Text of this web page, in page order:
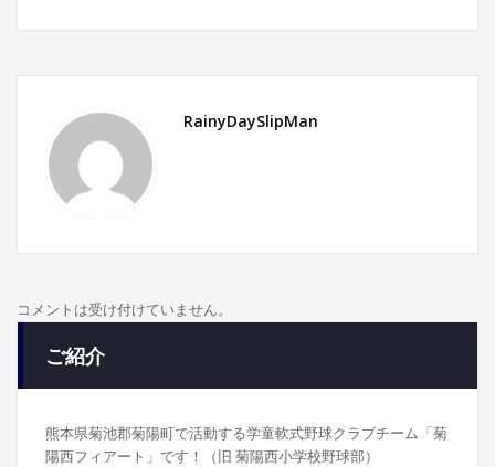
RainyDaySlipMan
コメントは受け付けていません。
ご紹介
熊本県菊池郡菊陽町で活動する学童軟式野球クラブチーム「菊
陽西フィアート」です！（旧 菊陽西小学校野球部）